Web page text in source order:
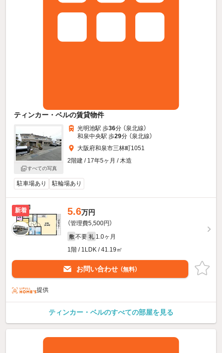
ティンカー・ベルの賃貸物件
すべての写真
光明池駅 歩36分 （泉北線）
和泉中央駅 歩29分 （泉北線）
大阪府和泉市三林町1051
2階建 / 17年5ヶ月 / 木造
駐車場あり 駐輪場あり
新着 5.6万円
（管理費5,500円）
敷 不要 礼 1.0ヶ月
1階 / 1LDK / 41.19㎡
お問い合わせ （無料）
提供
ティンカー・ベルのすべての部屋を見る